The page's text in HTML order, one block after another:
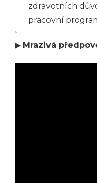
zdravotních
pracovní
▶ Mrazivá